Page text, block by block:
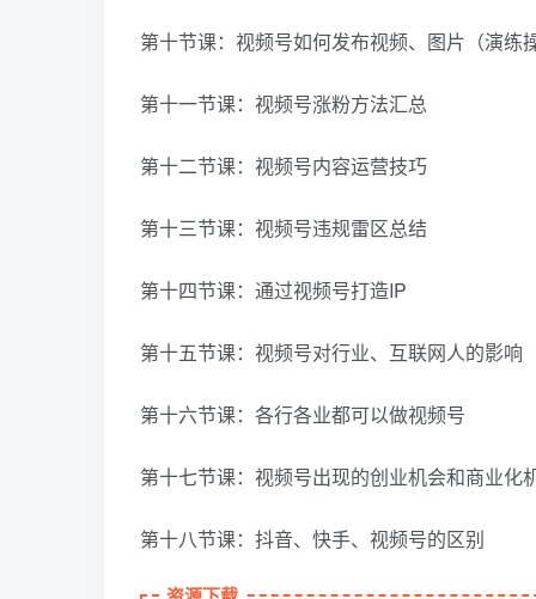
第十节课：视频号如何发布视频、图片（演练
第十一节课：视频号涨粉方法汇总
第十二节课：视频号内容运营技巧
第十三节课：视频号违规雷区总结
第十四节课：通过视频号打造IP
第十五节课：视频号对行业、互联网人的影响
第十六节课：各行各业都可以做视频号
第十七节课：视频号出现的创业机会和商业化
第十八节课：抖音、快手、视频号的区别